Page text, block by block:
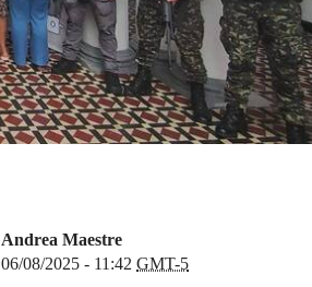
Andrea Maestre
06/08/2025 - 11:42 GMT-5